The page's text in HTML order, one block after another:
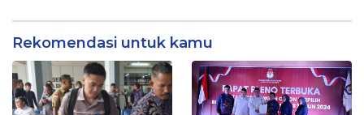
Rekomendasi untuk kamu